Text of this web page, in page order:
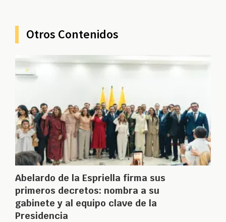
Otros Contenidos
Abelardo de la Espriella firma sus
primeros decretos: nombra a su
gabinete y al equipo clave de la
Presidencia